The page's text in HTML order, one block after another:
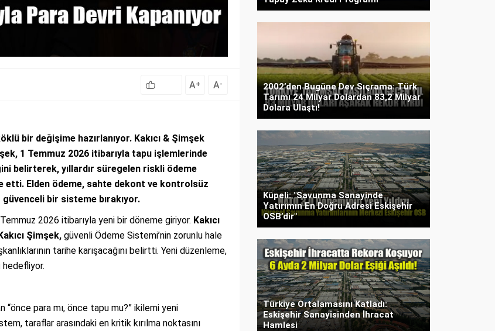
A+ A-
bir değişime hazırlanıyor. Kakıcı & Şimşek
1 Temmuz 2026 itibarıyla tapu işlemlerinde
belirterek, yıllardır süregelen riskli ödeme
etti. Elden ödeme, sahte dekont ve kontrolsüz
bir sisteme bırakıyor.
2026 itibarıyla yeni bir döneme giriyor. Kakıcı
Şimşek, güvenli Ödeme Sistemi’nin zorunlu hale
tarihe karışacağını belirtti. Yeni düzenleme,
hedefliyor.
“önce para mı, önce tapu mu?” ikilemi yeni
taraflar arasındaki en kritik kırılma noktasını
2002’den Bugüne Dev Sıçrama: Türk
Tarımı 24 Milyar Dolardan 83,2 Milyar
Dolara Ulaştı!
Küpeli: "Savunma Sanayinde
Yatırımın En Doğru Adresi Eskişehir
OSB’dir"
Türkiye Ortalamasını Katladı:
Eskişehir Sanayisinden İhracat
Hamlesi